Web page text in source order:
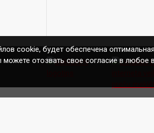
cookie, будет обеспечена
отозвать свое согласие в